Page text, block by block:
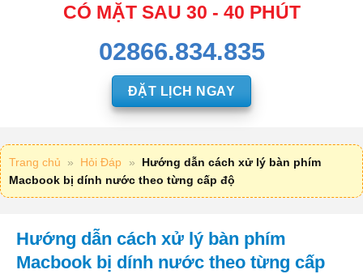
CÓ MẶT SAU 30 - 40 PHÚT
02866.834.835
ĐẶT LỊCH NGAY
Trang chủ » Hỏi Đáp »
Hướng dẫn cách xử lý bàn phím
Macbook bị dính nước theo từng cấp độ
Hướng dẫn cách xử lý bàn phím
Macbook bị dính nước theo từng cấp